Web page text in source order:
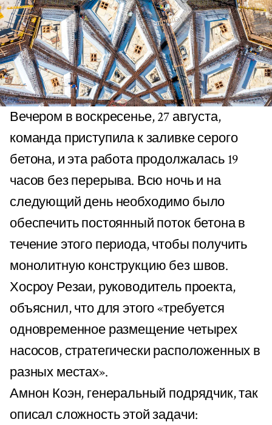
Вечером в воскресенье, 27 августа,
команда приступила к заливке серого
бетона, и эта работа продолжалась 19
часов без перерыва. Всю ночь и на
следующий день необходимо было
обеспечить постоянный поток бетона в
течение этого периода, чтобы получить
монолитную конструкцию без швов.
Хосроу Резаи, руководитель проекта,
объяснил, что для этого «требуется
одновременное размещение четырех
насосов, стратегически расположенных в
разных местах».
Амнон Коэн, генеральный подрядчик, так
описал сложность этой задачи: